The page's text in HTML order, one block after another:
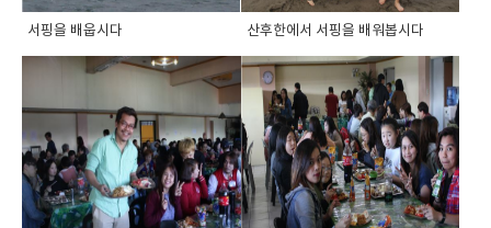
서핑을 배웁시다 산후한에서 서핑을 배워봅시다